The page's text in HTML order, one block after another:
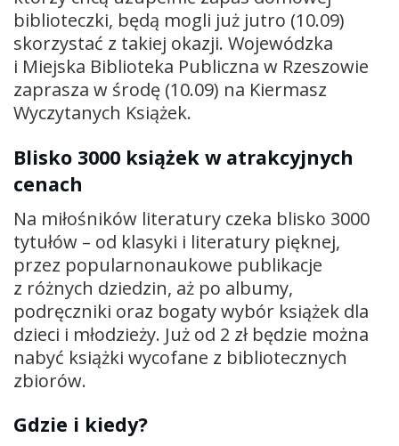
biblioteczki, będą mogli już jutro (10.09)
skorzystać z takiej okazji. Wojewódzka
i Miejska Biblioteka Publiczna w Rzeszowie
zaprasza w środę (10.09) na Kiermasz
Wyczytanych Książek.
Blisko 3000 książek w atrakcyjnych
cenach
Na miłośników literatury czeka blisko 3000
tytułów – od klasyki i literatury pięknej,
przez popularnonaukowe publikacje
z różnych dziedzin, aż po albumy,
podręczniki oraz bogaty wybór książek dla
dzieci i młodzieży. Już od 2 zł będzie można
nabyć książki wycofane z bibliotecznych
zbiorów.
Gdzie i kiedy?